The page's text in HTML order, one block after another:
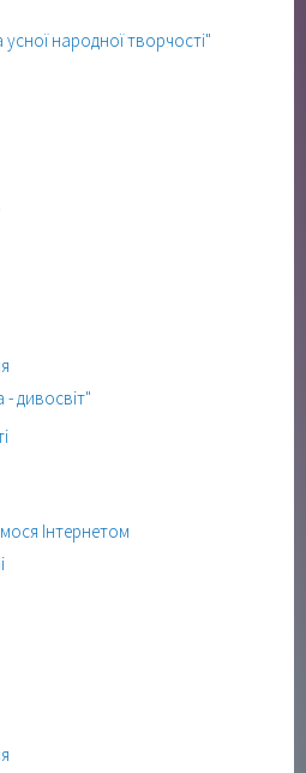
народної творчості"
- дивосвіт"
Інтернетом